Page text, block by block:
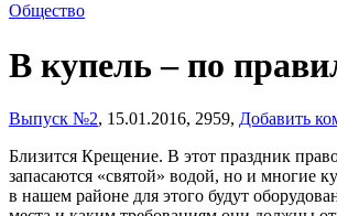
Общество
В купель – по
Выпуск №2, 15.01.2016, 2959, Добавить
Близится Крещение. В этот праздник
запасаются «святой» водой, но и многие
в нашем районе для этого будут